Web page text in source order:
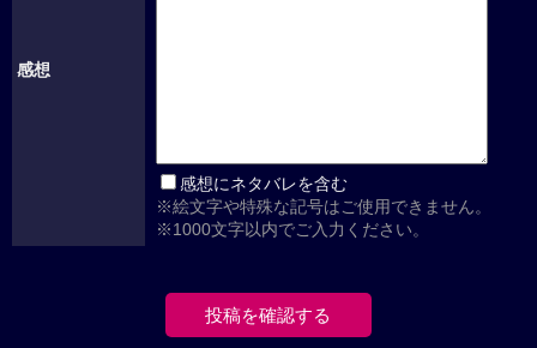
感想
感想にネタバレを含む
※絵文字や特殊な記号はご使用できません。
※1000文字以内でご入力ください。